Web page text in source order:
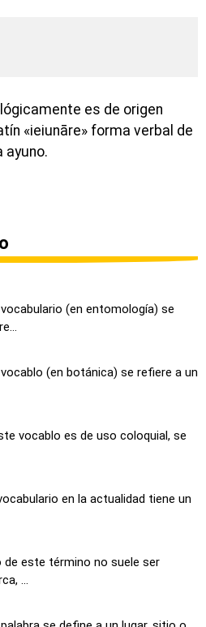
es de origen
«ieiunāre» forma verbal de
ayuno.
(en entomología) se
(en botánica) se refiere a un
vocablo es de uso coloquial, se
en la actualidad tiene un
este término no suele ser
...